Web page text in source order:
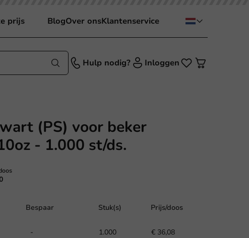
prijs BlogOver onsKlantenservice
Hulp nodig? Inloggen
(PS) voor beker
- 1.000 st/ds.
Bespaar Stuk(s) Prijs/doos
- 1.000 € 36,08